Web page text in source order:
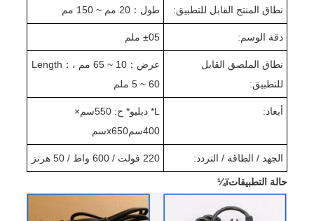
نطاق المنتج القابل للتطبيق: طول ： 20 مم ~ 150 مم
دقة الوسم: ±05 ملم
نطاق الملصق القابل
للتطبيق:
عرض ： 10 ~ 65 مم ، Length ：
5 ~ 60 ملم
أبعاد: L* دبليو* ح: 550 سم×
400سمx650سم
الجهد / الطاقة / التردد: 220 فولت / 600 واط / 50 هرتز
حالة التطبيقاتï¼